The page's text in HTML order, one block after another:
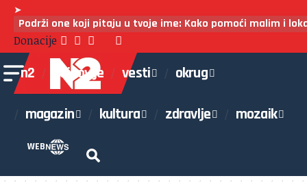
➤
Podrži one koji pitaju u tvoje ime: Kako pomoći malim i
Donacije
n2 najnovije vesti okrug
magazin kultura zdravlje mozaik
WEB